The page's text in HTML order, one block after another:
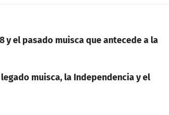
y el pasado muisca que antecede a la
muisca, la Independencia y el